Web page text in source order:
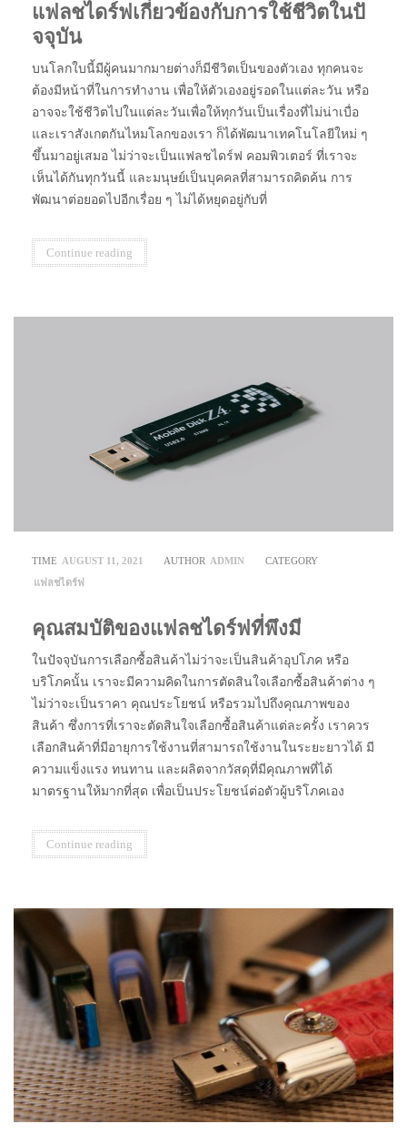
แฟลชไดร์ฟเกี่ยวข้องกับการใช้ชีวิตในปั
จจุบัน
บนโลกใบนี้มีผู้คนมากมายต่างก็มีชีวิตเป็นของตัวเอง ทุกคนจะ
ต้องมีหน้าที่ในการทำงาน เพื่อให้ตัวเองอยู่รอดในแต่ละวัน หรือ
อาจจะใช้ชีวิตไปในแต่ละวันเพื่อให้ทุกวันเป็นเรื่องที่ไม่น่าเบื่อ
และเราสังเกตกันไหมโลกของเรา ก็ได้พัฒนาเทคโนโลยีใหม่ ๆ
ขึ้นมาอยู่เสมอ ไม่ว่าจะเป็นแฟลชไดร์ฟ คอมพิวเตอร์ ที่เราจะ
เห็นได้กันทุกวันนี้ และมนุษย์เป็นบุคคลที่สามารถคิดค้น การ
พัฒนาต่อยอดไปอีกเรื่อย ๆ ไม่ได้หยุดอยู่กับที่
Continue reading
TIME AUGUST 11, 2021 AUTHOR ADMIN
CATEGORY
แฟลชไดร์ฟ
คุณสมบัติของแฟลชไดร์ฟที่พึงมี
ในปัจจุบันการเลือกซื้อสินค้าไม่ว่าจะเป็นสินค้าอุปโภค หรือ
บริโภคนั้น เราจะมีความคิดในการตัดสินใจเลือกซื้อสินค้าต่าง ๆ
ไม่ว่าจะเป็นราคา คุณประโยชน์ หรือรวมไปถึงคุณภาพของ
สินค้า ซึ่งการที่เราจะตัดสินใจเลือกซื้อสินค้าแต่ละครั้ง เราควร
เลือกสินค้าที่มีอายุการใช้งานที่สามารถใช้งานในระยะยาวได้ มี
ความแข็งแรง ทนทาน และผลิตจากวัสดุที่มีคุณภาพที่ได้
มาตรฐานให้มากที่สุด เพื่อเป็นประโยชน์ต่อตัวผู้บริโภคเอง
Continue reading